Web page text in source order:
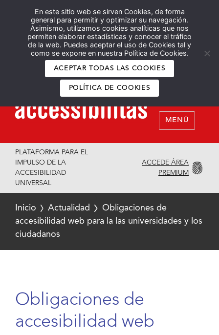
En este sitio web se sirven Cookies, de forma
general para permitir y optimizar su navegación.
Asimismo, utilizamos cookies analíticas que nos
permiten elaborar estadísticas y conocer el tráfico
de la web. Puedes aceptar el uso de Cookies tal y
como se expone en nuestra Política de Cookies.
ACEPTAR TODAS LAS COOKIES
POLÍTICA DE COOKIES
Español English
MENÚ
PLATAFORMA PARA EL
IMPULSO DE LA
ACCESIBILIDAD
UNIVERSAL
ACCEDE ÁREA
PREMIUM
Inicio Actualidad
Obligaciones de
accesibilidad web para la las universidades y los
ciudadanos
Obligaciones de
accesibilidad web